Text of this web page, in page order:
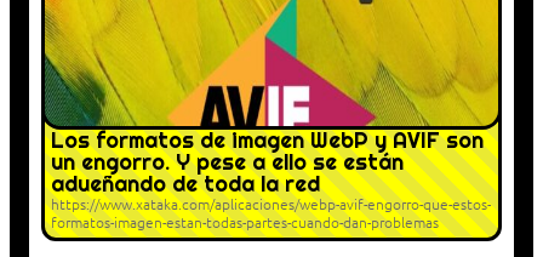
Los formatos de imagen WebP y AVIF son
un engorro. Y pese a ello se están
adueñando de toda la red
https://www.xataka.com/aplicaciones/webp-avif-engorro-que-estos-
formatos-imagen-estan-todas-partes-cuando-dan-problemas